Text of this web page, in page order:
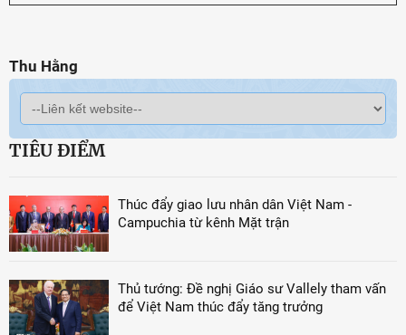
Thu Hằng
TIÊU ĐIỂM
Thúc đẩy giao lưu nhân dân Việt Nam -
Campuchia từ kênh Mặt trận
Thủ tướng: Đề nghị Giáo sư Vallely tham vấn
để Việt Nam thúc đẩy tăng trưởng